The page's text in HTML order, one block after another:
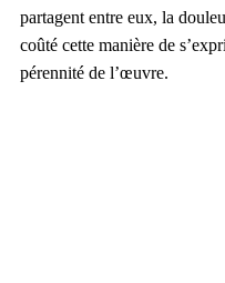
partagent entre eux, la
coûté cette manière de
pérennité de l’œuvre.